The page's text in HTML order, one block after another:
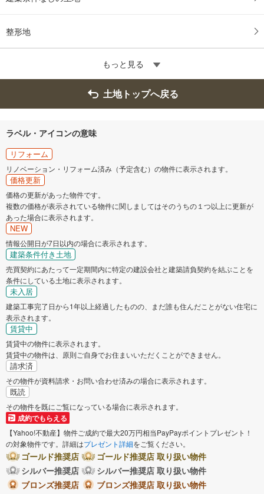
整形地
もっと見る
土地トップへ戻る
ラベル・アイコンの意味
リフォーム
リノベーション・リフォーム済み（予定含む）の物件に表示されます。
価格更新
価格の更新があった物件です。
複数の価格が表示されている物件に関しましてはそのうちの１つ以上に更新が
あった場合に表示されます。
NEW
情報公開日が7日以内の場合に表示されます。
建築条件付き土地
売買契約にあたって一定期間内に特定の建設会社と建築請負契約を結ぶことを
条件にしている土地に表示されます。
未入居
建築工事完了日から1年以上経過したものの、まだ誰も住んだことがない住宅に
表示されます。
賃貸中
賃貸中の物件に表示されます。
賃貸中の物件は、原則ご自身でお住まいいただくことができません。
請求済
その物件が資料請求・お問い合わせ済みの場合に表示されます。
既読
その物件を既にご覧になっている場合に表示されます。
成約でもらえる
【Yahoo!不動産】物件ご成約で最大20万円相当PayPayポイントプレゼント！
の対象物件です。詳細はプレゼント詳細をご覧ください。
ゴールド推奨店
ゴールド推奨店 取り扱い物件
シルバー推奨店
シルバー推奨店 取り扱い物件
ブロンズ推奨店
ブロンズ推奨店 取り扱い物件